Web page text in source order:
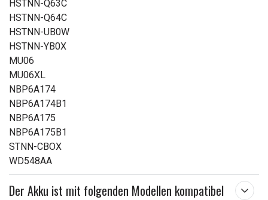
HSTNN-Q63C
HSTNN-Q64C
HSTNN-UB0W
HSTNN-YB0X
MU06
MU06XL
NBP6A174
NBP6A174B1
NBP6A175
NBP6A175B1
STNN-CBOX
WD548AA
Der Akku ist mit folgenden Modellen kompatibel